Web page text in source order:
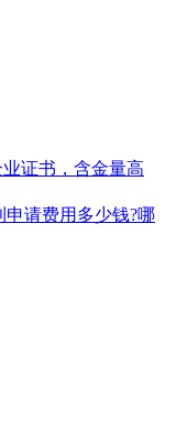
证书，含金量高
申请费用多少钱?哪